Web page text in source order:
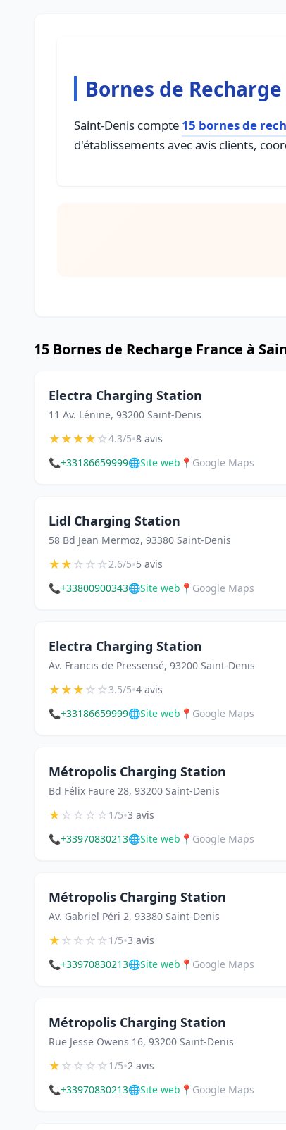
Bornes de
Saint-Denis compte 15 bornes de
d'établissements avec avis clients,
15 Bornes de Recharge France à
Electra Charging Station
11 Av. Lénine, 93200 Saint-Denis
★★★★☆4.3/5•8 avis
📞+33186659999🌐Site web 📍 Google Maps
Lidl Charging Station
58 Bd Jean Mermoz, 93380 Saint-Denis
★★☆☆☆2.6/5•5 avis
📞+33800900343🌐Site web 📍 Google Maps
Electra Charging Station
Av. Francis de Pressensé, 93200 Saint-Denis
★★★☆☆3.5/5•4 avis
📞+33186659999🌐Site web 📍 Google Maps
Métropolis Charging Station
Bd Félix Faure 28, 93200 Saint-Denis
★☆☆☆☆1/5•3 avis
📞+33970830213🌐Site web 📍 Google Maps
Métropolis Charging Station
Av. Gabriel Péri 2, 93380 Saint-Denis
★☆☆☆☆1/5•3 avis
📞+33970830213🌐Site web 📍 Google Maps
Métropolis Charging Station
Rue Jesse Owens 16, 93200 Saint-Denis
★☆☆☆☆1/5•2 avis
📞+33970830213🌐Site web 📍 Google Maps